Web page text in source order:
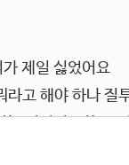
제일 싫었어요
라고 해야 하나 질